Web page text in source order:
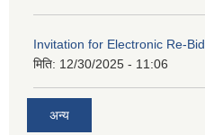
Invitation for Electronic Re-Bid
मिति: 12/30/2025 - 11:06
अन्य